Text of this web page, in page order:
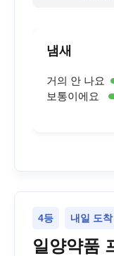
냄새
거의 안 나요
보통이에요
4등 내일 도
일양약품